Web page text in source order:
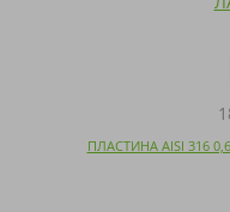
ПЛАСТИНА AISI 316